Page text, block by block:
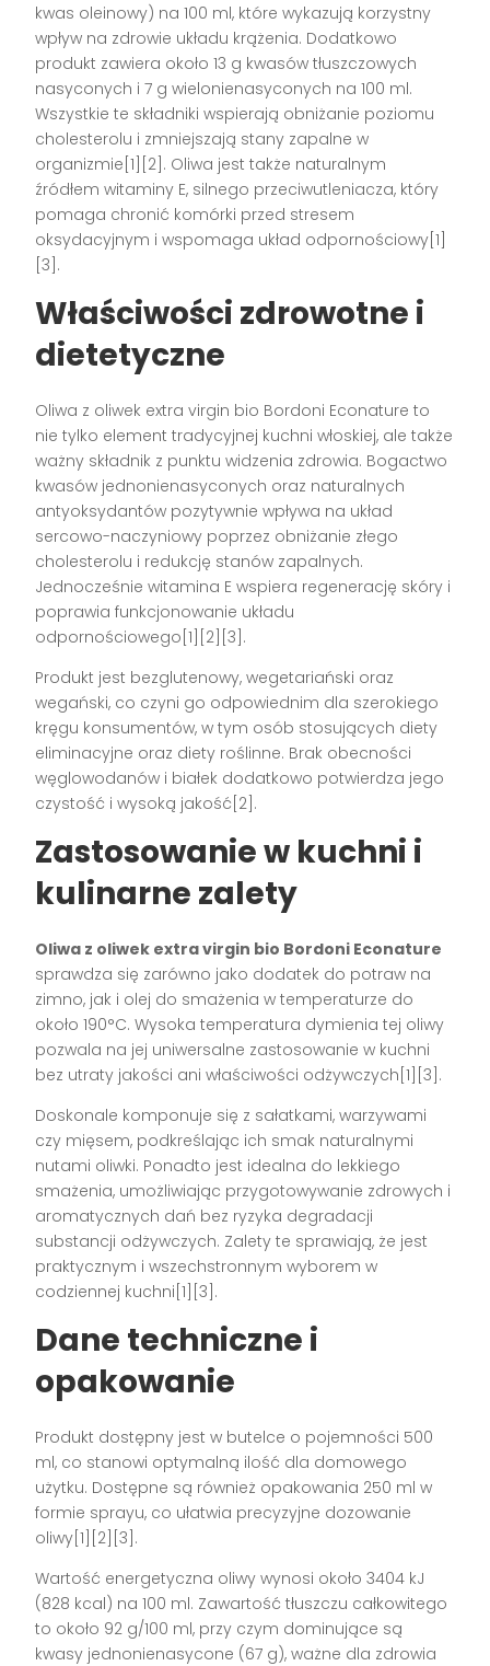
kwas oleinowy) na 100 ml, które wykazują korzystny
wpływ na zdrowie układu krążenia. Dodatkowo
produkt zawiera około 13 g kwasów tłuszczowych
nasyconych i 7 g wielonienasyconych na 100 ml.
Wszystkie te składniki wspierają obniżanie poziomu
cholesterolu i zmniejszają stany zapalne w
organizmie[1][2]. Oliwa jest także naturalnym
źródłem witaminy E, silnego przeciwutleniacza, który
pomaga chronić komórki przed stresem
oksydacyjnym i wspomaga układ odpornościowy[1]
[3].
Właściwości zdrowotne i
dietetyczne
Oliwa z oliwek extra virgin bio Bordoni Econature to
nie tylko element tradycyjnej kuchni włoskiej, ale także
ważny składnik z punktu widzenia zdrowia. Bogactwo
kwasów jednonienasyconych oraz naturalnych
antyoksydantów pozytywnie wpływa na układ
sercowo-naczyniowy poprzez obniżanie złego
cholesterolu i redukcję stanów zapalnych.
Jednocześnie witamina E wspiera regenerację skóry i
poprawia funkcjonowanie układu
odpornościowego[1][2][3].
Produkt jest bezglutenowy, wegetariański oraz
wegański, co czyni go odpowiednim dla szerokiego
kręgu konsumentów, w tym osób stosujących diety
eliminacyjne oraz diety roślinne. Brak obecności
węglowodanów i białek dodatkowo potwierdza jego
czystość i wysoką jakość[2].
Zastosowanie w kuchni i
kulinarne zalety
Oliwa z oliwek extra virgin bio Bordoni Econature
sprawdza się zarówno jako dodatek do potraw na
zimno, jak i olej do smażenia w temperaturze do
około 190°C. Wysoka temperatura dymienia tej oliwy
pozwala na jej uniwersalne zastosowanie w kuchni
bez utraty jakości ani właściwości odżywczych[1][3].
Doskonale komponuje się z sałatkami, warzywami
czy mięsem, podkreślając ich smak naturalnymi
nutami oliwki. Ponadto jest idealna do lekkiego
smażenia, umożliwiając przygotowywanie zdrowych i
aromatycznych dań bez ryzyka degradacji
substancji odżywczych. Zalety te sprawiają, że jest
praktycznym i wszechstronnym wyborem w
codziennej kuchni[1][3].
Dane techniczne i
opakowanie
Produkt dostępny jest w butelce o pojemności 500
ml, co stanowi optymalną ilość dla domowego
użytku. Dostępne są również opakowania 250 ml w
formie sprayu, co ułatwia precyzyjne dozowanie
oliwy[1][2][3].
Wartość energetyczna oliwy wynosi około 3404 kJ
(828 kcal) na 100 ml. Zawartość tłuszczu całkowitego
to około 92 g/100 ml, przy czym dominujące są
kwasy jednonienasycone (67 g), ważne dla zdrowia